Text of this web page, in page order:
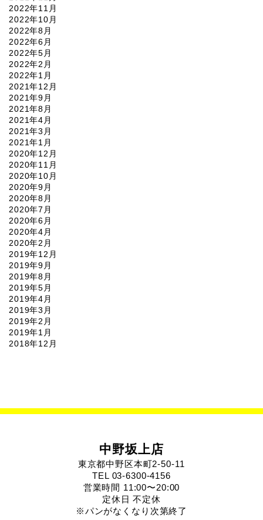
2022年11月
2022年10月
2022年8月
2022年6月
2022年5月
2022年2月
2022年1月
2021年12月
2021年9月
2021年8月
2021年4月
2021年3月
2021年1月
2020年12月
2020年11月
2020年10月
2020年9月
2020年8月
2020年7月
2020年6月
2020年4月
2020年2月
2019年12月
2019年9月
2019年8月
2019年5月
2019年4月
2019年3月
2019年2月
2019年1月
2018年12月
中野坂上店
東京都中野区本町2-50-11
TEL 03-6300-4156
営業時間 11:00〜20:00
定休日 不定休
※パンがなくなり次第終了